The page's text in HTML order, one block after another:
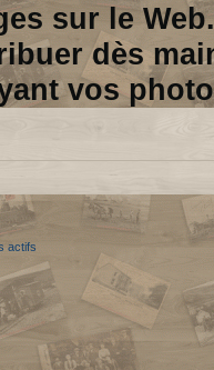
sur le Web.
dès
vos
actifs